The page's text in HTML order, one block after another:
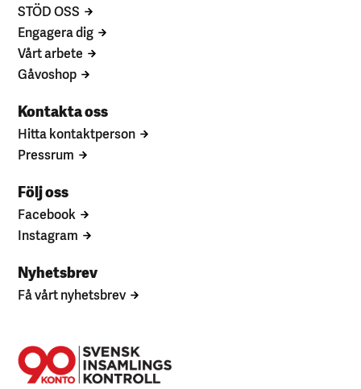
STÖD OSS
Engagera dig
Vårt arbete
Gåvoshop
Kontakta oss
Hitta kontaktperson
Pressrum
Följ oss
Facebook
Instagram
Nyhetsbrev
Få vårt nyhetsbrev